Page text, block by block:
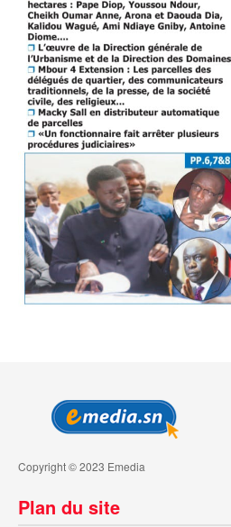
Copyright © 2023 Emedia
Plan du site